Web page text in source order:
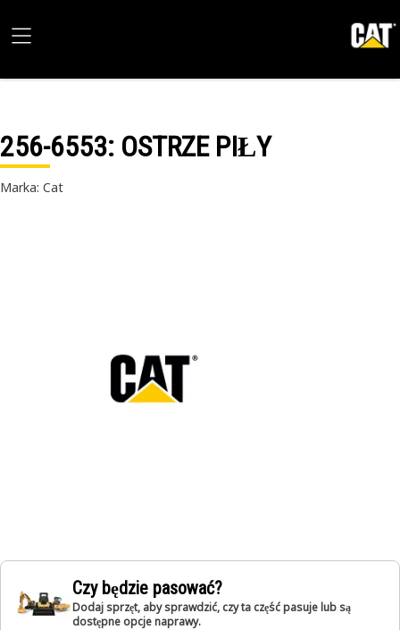
256-6553: OSTRZE PIŁY
Marka: Cat
Czy będzie pasować?
Dodaj sprzęt, aby sprawdzić, czy ta część pasuje lub są
dostępne opcje naprawy.